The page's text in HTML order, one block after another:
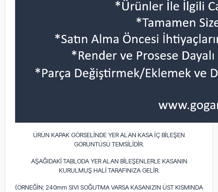
ÜRÜN KAPAK GÖRSELİNDE YER ALAN KASA İÇ BİLEŞEN
GÖRÜNTÜSÜ TEMSİLİDİR.
AŞAĞIDAKİ TABLODA YER ALAN BİLEŞENLERLE KASANIN
KURULMUŞ HALİ TARAFINIZA GELİR.
(ÖRNEĞİN; 240mm SIVI SOĞUTMA VARSA KASANIZIN ÜST KISMINDA